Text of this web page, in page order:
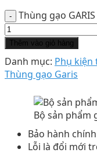
Thùng gạo
Thêm vào giỏ hàng
Danh mục: Phụ kiện
Thùng gạo Garis
Bộ sản phẩm
Bảo hành
Lỗi là đổi mới